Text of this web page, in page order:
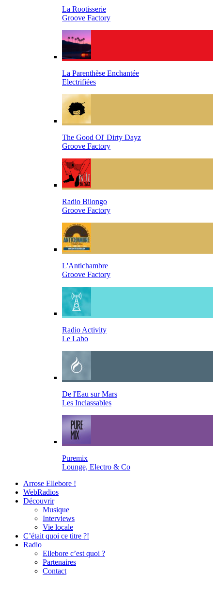
La Rootisserie
Groove Factory
La Parenthèse Enchantée
Electrifiées
The Good Ol' Dirty Dayz
Groove Factory
Radio Bilongo
Groove Factory
L'Antichambre
Groove Factory
Radio Activity
Le Labo
De l'Eau sur Mars
Les Inclassables
Puremix
Lounge, Electro & Co
Arrose Ellebore !
WebRadios
Découvrir
Musique
Interviews
Vie locale
C’était quoi ce titre ?!
Radio
Ellebore c’est quoi ?
Partenaires
Contact